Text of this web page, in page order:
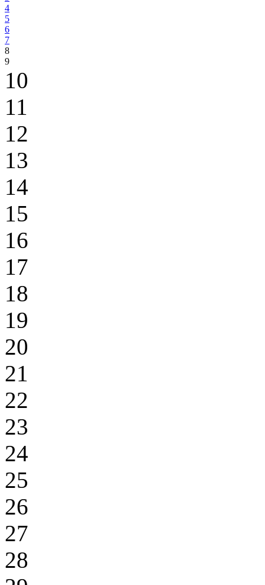
4
5
6
7
8
9
10
11
12
13
14
15
16
17
18
19
20
21
22
23
24
25
26
27
28